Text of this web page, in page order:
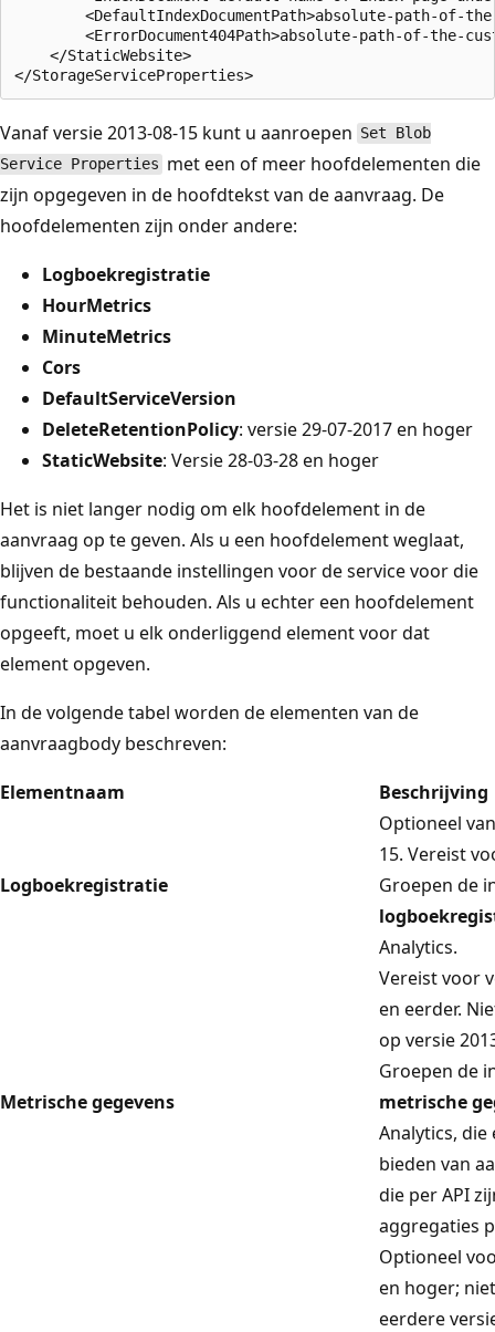
<DefaultIndexDocumentPath>absolute-path-of-
<ErrorDocument404Path>absolute-path-of-the-
    </StaticWebsite>
Vanaf versie 2013-08-15 kunt u aanroepen Set Blob
Service Properties met een of meer hoofdelementen die
zijn opgegeven in de hoofdtekst van de aanvraag. De
hoofdelementen zijn onder andere:
Logboekregistratie
HourMetrics
MinuteMetrics
Cors
DefaultServiceVersion
DeleteRetentionPolicy: versie 29-07-2017 en hoger
StaticWebsite: Versie 28-03-28 en hoger
Het is niet langer nodig om elk hoofdelement in de
aanvraag op te geven. Als u een hoofdelement weglaat,
blijven de bestaande instellingen voor de service voor die
functionaliteit behouden. Als u echter een hoofdelement
opgeeft, moet u elk onderliggend element voor dat
element opgeven.
In de volgende tabel worden de elementen van de
aanvraagbody beschreven:
Elementnaam
Beschrijving
Logboekregistratie
Optioneel
15. Vereist
Groepen de
Analytics.
Metrische gegevens
Vereist voor
en eerder.
op versie
Groepen de
metrische
Analytics,
bieden van
die per API
aggregaties
Optioneel
en hoger;
eerdere